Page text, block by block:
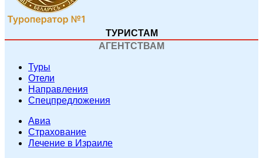
ТУРИСТАМ
АГЕНТСТВАМ
Туры
Отели
Направления
Спецпредложения
Авиа
Страхование
Лечение в Израиле